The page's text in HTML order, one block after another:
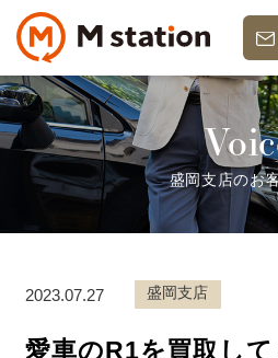
盛岡支店のお
2023.07.27 盛岡支店
愛車のR1を買取して